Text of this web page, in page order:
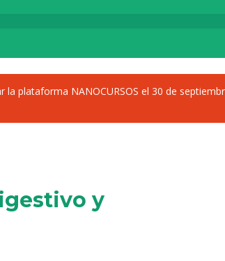
la plataforma NANOCURSOS el 30 de
y